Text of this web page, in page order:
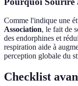
Comme l'indique une
Association, le fait de
des endorphines et
respiration aide à
perception globale du
Checklist